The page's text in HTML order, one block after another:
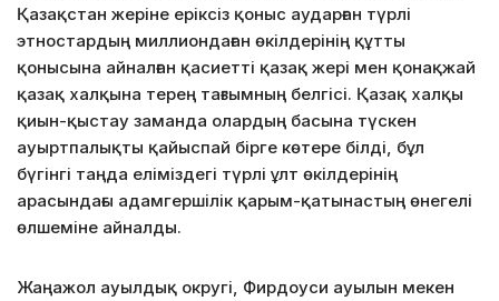
Қазақстан жеріне еріксіз қоныс аударған түрлі
этностардың миллиондаған өкілдерінің құтты
қонысына айналған қасиетті қазақ жері мен қонақжай
қазақ халқына терең тағзымның белгісі. Қазақ халқы
қиын-қыстау заманда олардың басына түскен
ауыртпалықты қайыспай бірге көтере білді, бұл
бүгінгі таңда еліміздегі түрлі ұлт өкілдерінің
арасындағы адамгершілік қарым-қатынастың өнегелі
өлшеміне айналды.
Жаңажол ауылдық округі, Фирдоуси ауылын мекен